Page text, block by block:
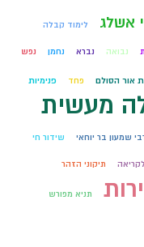
אשלג לימוד קבלה
נבואה נברא נחמן נפש
אור הסולם פחד פנימיות
מעשית
שמעון בר יוחאי שידור חי
תיקוני הזהר
תניא מפורש